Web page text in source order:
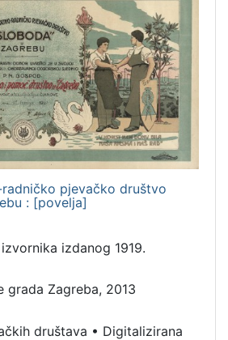
pjevačko društvo
: [povelja]
izdanog 1919.
grada Zagreba, 2013
društava • Digitalizirana